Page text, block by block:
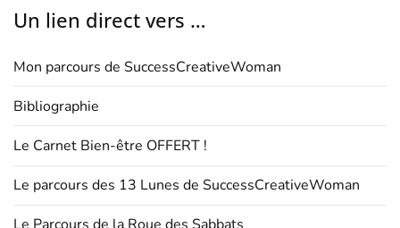
Un lien direct vers …
Mon parcours de SuccessCreativeWoman
Bibliographie
Le Carnet Bien-être OFFERT !
Le parcours des 13 Lunes de SuccessCreativeWoman